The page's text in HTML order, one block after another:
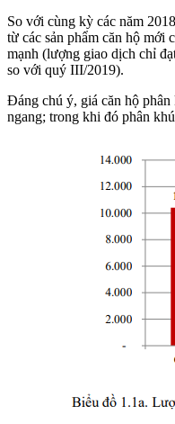
So với cùng kỳ các năm
từ các sản phẩm căn hộ mới
mạnh (lượng giao dịch chỉ
so với quý III/2019).
Đáng chú ý, giá căn hộ
ngang; trong khi đó phân